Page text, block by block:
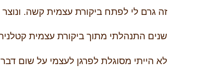
זה גרם לי לפתח ביקורת עצמית קשה.
שנים התנהלתי מתוך ביקורת עצמית
לא הייתי מסוגלת לפרגן לעצמי על שום